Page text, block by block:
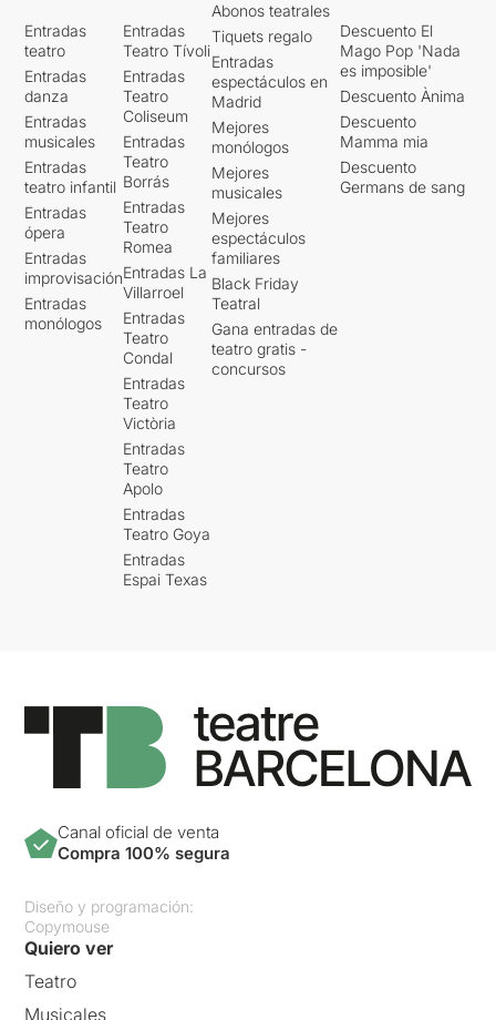
Entradas
teatro
Entradas
danza
Entradas
musicales
Entradas
teatro infantil
Entradas
ópera
Entradas
improvisación
Entradas
monólogos
Entradas
Teatro Tívoli
Entradas
Teatro
Coliseum
Entradas
Teatro
Borrás
Entradas
Teatro
Romea
Entradas La
Villarroel
Entradas
Teatro
Condal
Entradas
Teatro
Victòria
Entradas
Teatro
Apolo
Entradas
Teatro Goya
Entradas
Espai Texas
Abonos teatrales
Tiquets regalo
Entradas
espectáculos en
Madrid
Mejores
monólogos
Mejores
musicales
Mejores
espectáculos
familiares
Black Friday
Teatral
Gana entradas de
teatro gratis -
concursos
Descuento El
Mago Pop 'Nada
es imposible'
Descuento Ànima
Descuento
Mamma mia
Descuento
Germans de sang
Canal oficial de venta
Compra 100% segura
Diseño y programación:
Copymouse
Quiero ver
Teatro
Musicales